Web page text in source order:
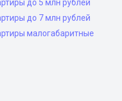
до 5 млн рублей
до 7 млн рублей
малогабаритные